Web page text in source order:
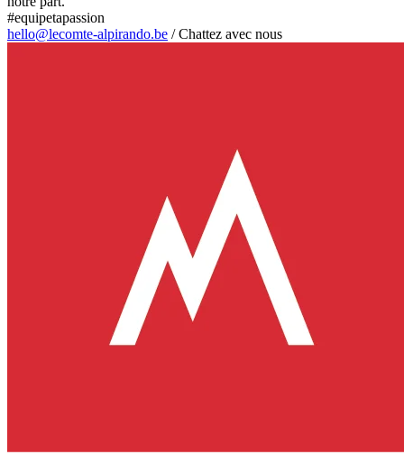
#equipetapassion
hello@lecomte-alpirando.be /Chattez avec nous